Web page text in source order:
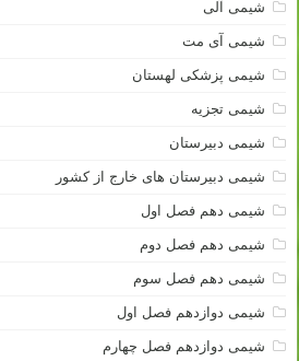
شیمی آلی
شیمی آی مت
شیمی پزشکی لهستان
شیمی تجزیه
شیمی دبیرستان
شیمی دبیرستان های خارج از کشور
شیمی دهم فصل اول
شیمی دهم فصل دوم
شیمی دهم فصل سوم
شیمی دوازدهم فصل اول
شیمی دوازدهم فصل چهارم